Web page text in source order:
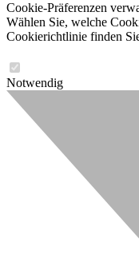
Cookie-Präferenzen
Wählen Sie, welche
Cookierichtlinie finden
Notwendig